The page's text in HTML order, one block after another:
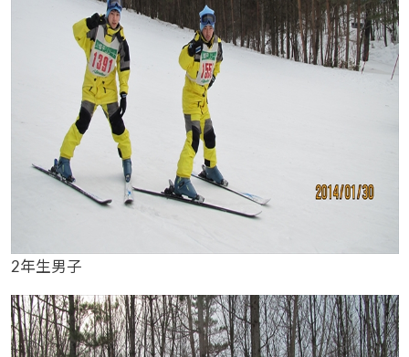
2年生男子